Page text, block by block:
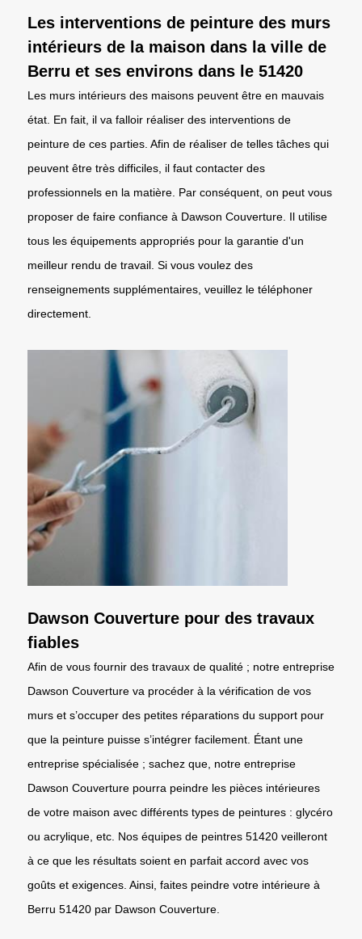
Les interventions de peinture des murs
intérieurs de la maison dans la ville de
Berru et ses environs dans le 51420
Les murs intérieurs des maisons peuvent être en mauvais
état. En fait, il va falloir réaliser des interventions de
peinture de ces parties. Afin de réaliser de telles tâches qui
peuvent être très difficiles, il faut contacter des
professionnels en la matière. Par conséquent, on peut vous
proposer de faire confiance à Dawson Couverture. Il utilise
tous les équipements appropriés pour la garantie d'un
meilleur rendu de travail. Si vous voulez des
renseignements supplémentaires, veuillez le téléphoner
directement.
Dawson Couverture pour des travaux
fiables
Afin de vous fournir des travaux de qualité ; notre entreprise
Dawson Couverture va procéder à la vérification de vos
murs et s’occuper des petites réparations du support pour
que la peinture puisse s’intégrer facilement. Étant une
entreprise spécialisée ; sachez que, notre entreprise
Dawson Couverture pourra peindre les pièces intérieures
de votre maison avec différents types de peintures : glycéro
ou acrylique, etc. Nos équipes de peintres 51420 veilleront
à ce que les résultats soient en parfait accord avec vos
goûts et exigences. Ainsi, faites peindre votre intérieure à
Berru 51420 par Dawson Couverture.